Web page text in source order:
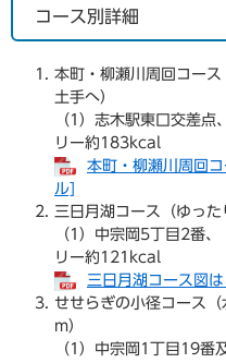
コース別詳細
本町・柳瀬川周回コース
土手へ）
（1）志木駅東口交差
リー約183kcal
本町・柳瀬川周回
ル]
三日月湖コース（ゆった
（1）中宗岡5丁目2番
リー約121kcal
三日月湖コース図
せせらぎの小径コース
m）
（1）中宗岡1丁目19番